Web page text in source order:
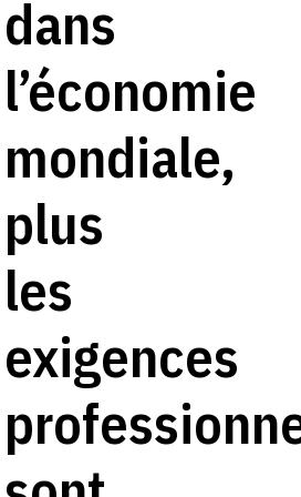
dans
l’économie
mondiale,
plus
les
exigences